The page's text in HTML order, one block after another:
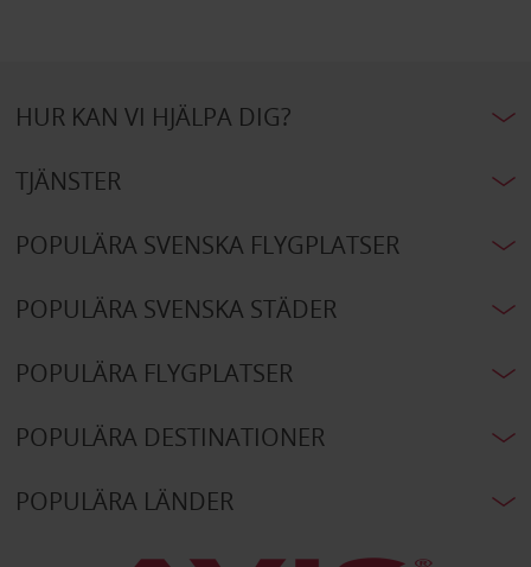
HUR KAN VI HJÄLPA DIG?
TJÄNSTER
POPULÄRA SVENSKA FLYGPLATSER
POPULÄRA SVENSKA STÄDER
POPULÄRA FLYGPLATSER
POPULÄRA DESTINATIONER
POPULÄRA LÄNDER